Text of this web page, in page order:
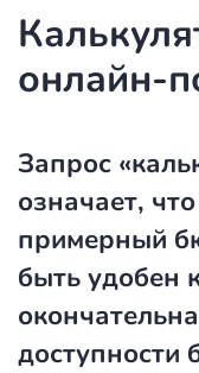
онлайн-
Запрос
означает,
примерный
быть удобен
доступности